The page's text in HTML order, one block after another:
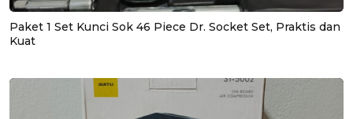
Paket 1 Set Kunci Sok 46 Piece Dr. Socket Set, Praktis dan
Kuat